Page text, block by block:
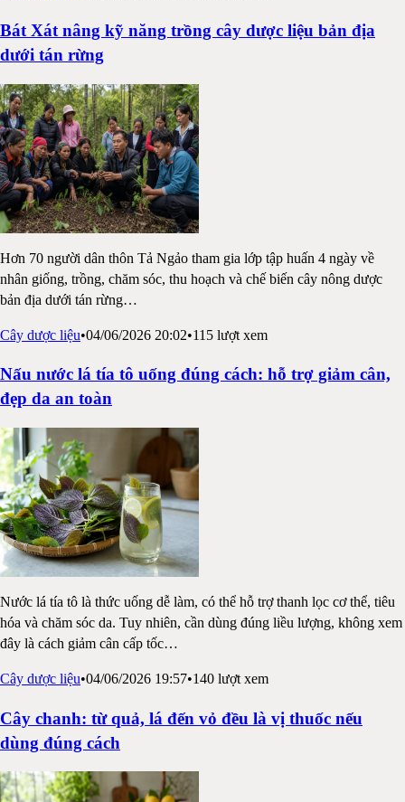
Bát Xát nâng kỹ năng trồng cây dược liệu bản địa
dưới tán rừng
Hơn 70 người dân thôn Tả Ngảo tham gia lớp tập huấn 4 ngày về
nhân giống, trồng, chăm sóc, thu hoạch và chế biến cây nông dược
bản địa dưới tán rừng…
Cây dược liệu•04/06/2026 20:02•115 lượt xem
Nấu nước lá tía tô uống đúng cách: hỗ trợ giảm cân,
đẹp da an toàn
Nước lá tía tô là thức uống dễ làm, có thể hỗ trợ thanh lọc cơ thể, tiêu
hóa và chăm sóc da. Tuy nhiên, cần dùng đúng liều lượng, không xem
đây là cách giảm cân cấp tốc…
Cây dược liệu•04/06/2026 19:57•140 lượt xem
Cây chanh: từ quả, lá đến vỏ đều là vị thuốc nếu
dùng đúng cách